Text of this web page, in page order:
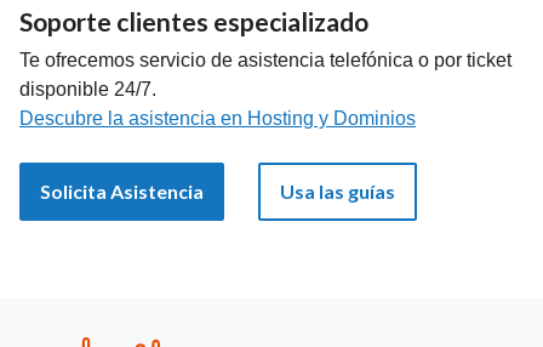
Soporte clientes especializado
Te ofrecemos servicio de asistencia telefónica o por ticket
disponible 24/7.
Descubre la asistencia en Hosting y Dominios
Solicita Asistencia Usa las guías